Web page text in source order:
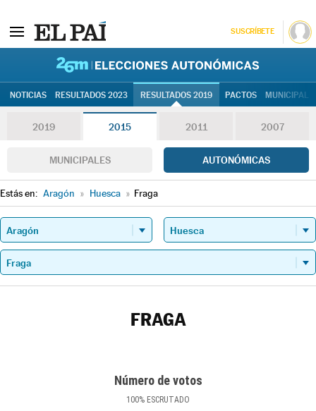
SUSCRÍBETE
NOTICIAS RESULTADOS 2023 RESULTADOS 2019 PACTOS
2019 2015 2011 2007
MUNICIPALES AUTONÓMICAS
Estás en: Aragón » Huesca » Fraga
FRAGA
Número de votos
100% ESCRUTADO